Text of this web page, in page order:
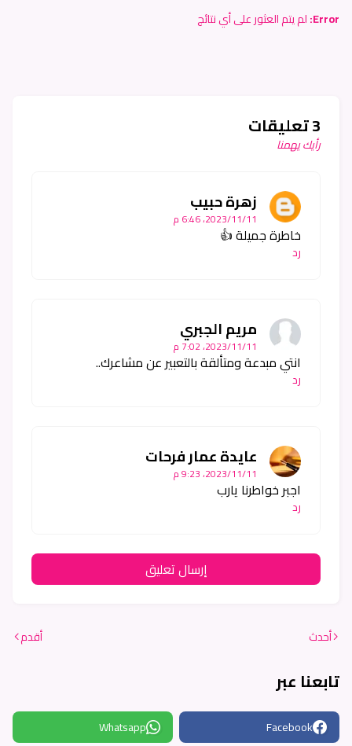
Error: لم يتم العثور على أي نتائج
3 تعليقات
رأيك يهمنا
زهرة حبيب
11‏/11‏/2023، 6:46 م
خاطرة جميلة 👍
رد
مريم الجبري
11‏/11‏/2023، 7:02 م
انتي مبدعة ومتألقة بالتعبير عن مشاعرك..
رد
عايدة عمار فرحات
11‏/11‏/2023، 9:23 م
اجبر خواطرنا يارب
رد
إرسال تعليق
أحدث أقدم
تابعنا عبر
Facebook
Whatsapp